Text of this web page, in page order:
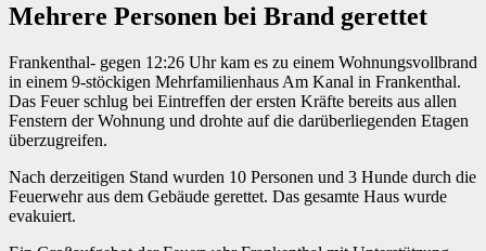
Mehrere Personen bei Brand gerettet
Frankenthal- gegen 12:26 Uhr kam es zu einem Wohnungsvollbrand
in einem 9-stöckigen Mehrfamilienhaus Am Kanal in Frankenthal.
Das Feuer schlug bei Eintreffen der ersten Kräfte bereits aus allen
Fenstern der Wohnung und drohte auf die darüberliegenden Etagen
überzugreifen.
Nach derzeitigen Stand wurden 10 Personen und 3 Hunde durch die
Feuerwehr aus dem Gebäude gerettet. Das gesamte Haus wurde
evakuiert.